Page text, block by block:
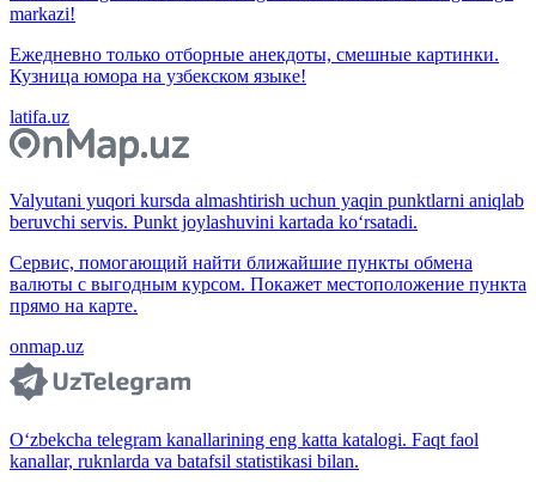
markazi!
Ежедневно только отборные анекдоты, смешные картинки.
Кузница юмора на узбекском языке!
latifa.uz
Valyutani yuqori kursda almashtirish uchun yaqin punktlarni aniqlab
beruvchi servis. Punkt joylashuvini kartada ko‘rsatadi.
Сервис, помогающий найти ближайшие пункты обмена
валюты с выгодным курсом. Покажет местоположение пункта
прямо на карте.
onmap.uz
O‘zbekcha telegram kanallarining eng katta katalogi. Faqt faol
kanallar, ruknlarda va batafsil statistikasi bilan.